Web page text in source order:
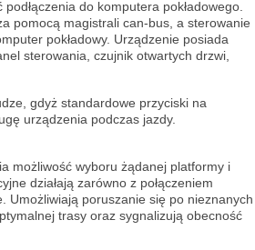
do komputera pokładowego.
pomocą magistrali can-bus, a sterowanie
pokładowy. Urządzenie posiada
sterowania, czujnik otwartych drzwi,
gdyż standardowe przyciski na
urządzenia podczas jazdy.
możliwość wyboru żądanej platformy i
działają zarówno z połączeniem
Umożliwiają poruszanie się po nieznanych
trasy oraz sygnalizują obecność